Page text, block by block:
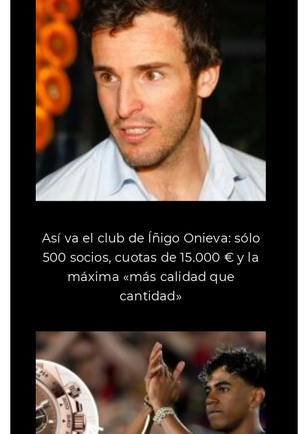
Así va el club de Íñigo Onieva: sólo
500 socios, cuotas de 15.000 € y la
máxima «más calidad que
cantidad»